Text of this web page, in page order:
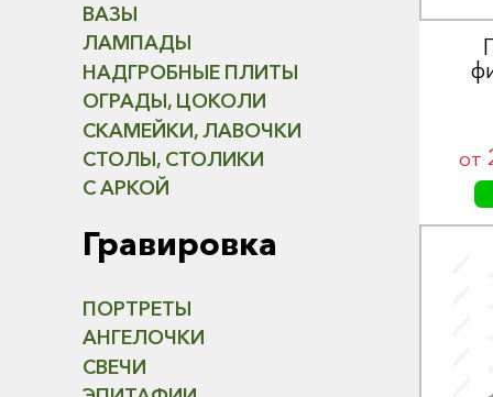
ВАЗЫ
ЛАМПАДЫ
НАДГРОБНЫЕ ПЛИТЫ
ОГРАДЫ, ЦОКОЛИ
СКАМЕЙКИ, ЛАВОЧКИ
СТОЛЫ, СТОЛИКИ
С АРКОЙ
Гравировка
ПОРТРЕТЫ
АНГЕЛОЧКИ
СВЕЧИ
от